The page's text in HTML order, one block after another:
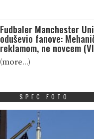
Fudbaler Manchester
oduševio fanove:
reklamom, ne novcem
(more…)
SPEC FOTO